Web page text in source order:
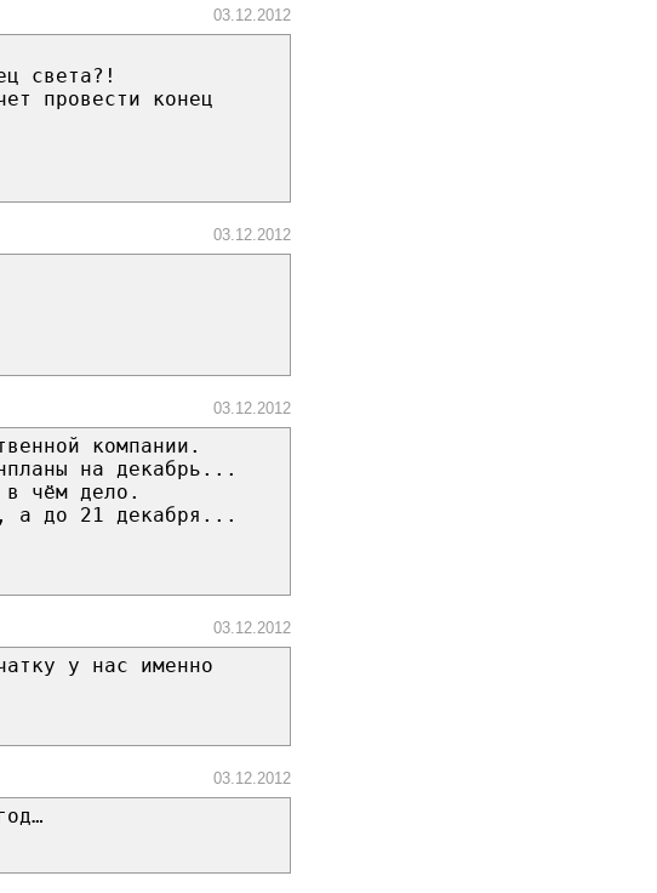
03.12.2012
света?!
провести конец
03.12.2012
03.12.2012
компании.
на декабрь...
в чём дело.
а до 21 декабря...
03.12.2012
у нас именно
03.12.2012